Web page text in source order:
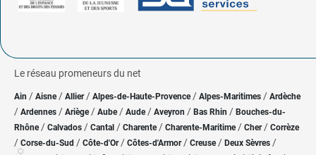
Le réseau promeneurs du net
Ain / Aisne/ Allier/ Alpes-de-Haute-Provence / Alpes-Maritimes / Ardèche
/ Ardennes / Ariège/ Aube/ Aude / Aveyron / Bas Rhin / Bouches-du-
Rhône/ Calvados / Cantal / Charente / Charente-Maritime/ Cher / Corrèze
/ Corse-du-Sud / Côte-d'Or / Côtes-d'Armor/ Creuse/ Deux Sèvres /